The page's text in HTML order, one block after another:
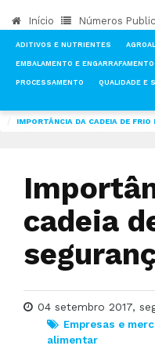
Início Números
ADITIVOS E NUTRIENTES
EMBALAMENTO E ENGARRAFAMENTO
PROCESSAMENTO QUALIDADE E
IMPORTÂNCIA DA CADEIA DE
cadeia
04 setembro 2017,
Empresas e
alimentar